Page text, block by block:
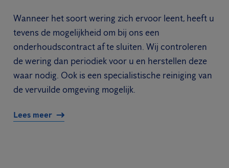
Wanneer het soort wering zich ervoor leent, heeft u
tevens de mogelijkheid om bij ons een
onderhoudscontract af te sluiten. Wij controleren
de wering dan periodiek voor u en herstellen deze
waar nodig. Ook is een specialistische reiniging van
de vervuilde omgeving mogelijk.
Lees meer